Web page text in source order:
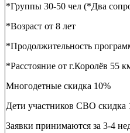
*Группы 30-50 чел (*Два
*Возраст от 8 лет
*Продолжительность
*Расстояние от г.Королёв 55
Многодетные скидка 10%
Дети участников СВО скидка
Заявки принимаются за 3-4